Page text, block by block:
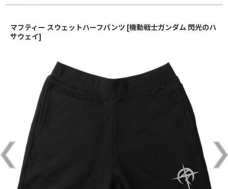
マフティー スウェットハーフパンツ [機動戦士ガンダム 閃光のハ
サウェイ]